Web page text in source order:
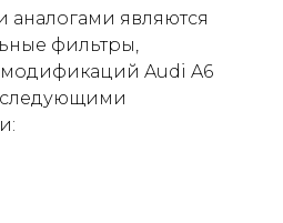
являются
фильтры,
Audi A6
следующими